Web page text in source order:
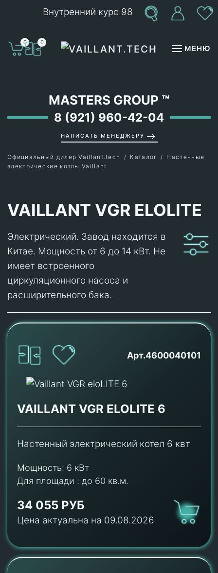
Внутренний курс 98
0 0
МЕНЮ
MASTERS GROUP ™
8 (921) 960-42-04
НАПИСАТЬ МЕНЕДЖЕРУ
Официальный дилер Vaillant.tech Каталог
Настенные
электрические котлы Vaillant
VAILLANT VGR ELOLITE
Электрический. Завод находится в
Китае. Мощность от 6 до 14 кВт. Не
имеет встроенного
циркуляционного насоса и
расширительного бака.
Арт.4600040101
VAILLANT VGR ELOLITE 6
Настенный электрический котел 6 квт
Мощность: 6 кВт
Для площади : до 60 кв.м.
34 055 РУБ
Цена актуальна на 09.08.2026